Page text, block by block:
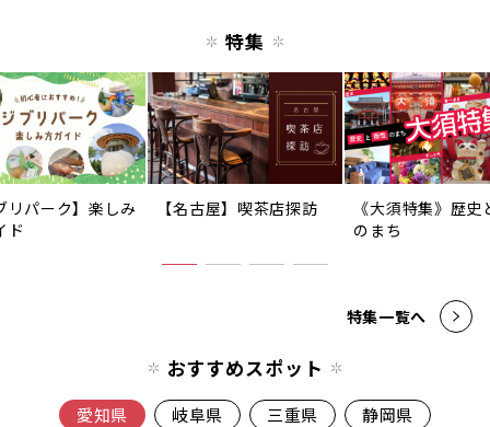
特集
リパーク】楽しみ
ド
【名古屋】喫茶店探訪
《大須特集》歴史
のまち
特集一覧へ
おすすめスポット
愛知県 岐阜県 三重県 静岡県